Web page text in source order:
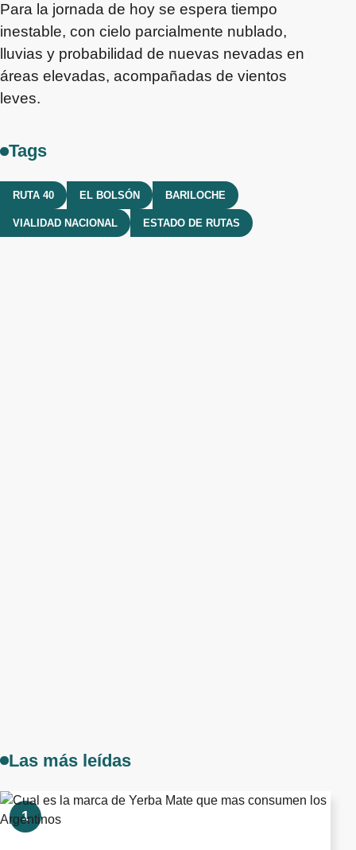
Para la jornada de hoy se espera tiempo
inestable, con cielo parcialmente nublado,
lluvias y probabilidad de nuevas nevadas en
áreas elevadas, acompañadas de vientos
leves.
Tags
RUTA 40 EL BOLSÓN BARILOCHE
VIALIDAD NACIONAL ESTADO DE RUTAS
Las más leídas
1